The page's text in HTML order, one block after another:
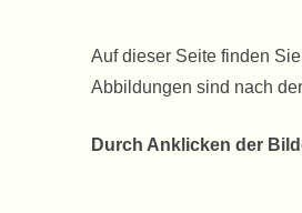
Auf dieser Seite finden
Abbildungen sind nach
Durch Anklicken der